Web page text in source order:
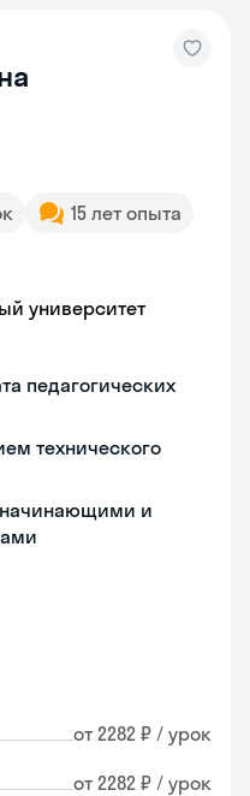
15 лет опыта
университет
педагогических
технического
и
от 2282 ₽ / урок
от 2282 ₽ / урок